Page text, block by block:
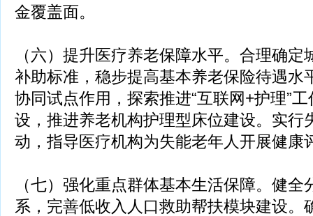
金覆盖面。
（六）提升医疗养老保障水平。合理确
补助标准，稳步提高基本养老保险待遇水
协同试点作用，探索推进“互联网+护理”
设，推进养老机构护理型床位建设。实行
动，指导医疗机构为失能老年人开展健康
（七）强化重点群体基本生活保障。健
系，完善低收入人口救助帮扶模块建设。